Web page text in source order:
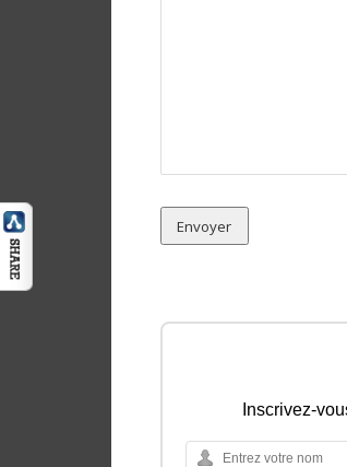
Inscrivez-